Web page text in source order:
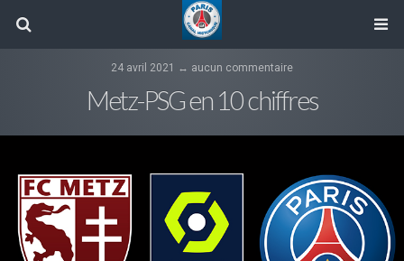
24 avril 2021 ↔ aucun commentaire
Metz-PSG en 10 chiffres